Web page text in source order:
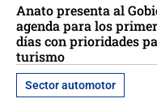
Anato presenta al
agenda para los
días con prioridades
turismo
Sector automotor